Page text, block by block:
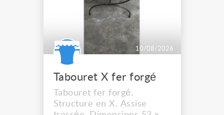
10/08/2026
Tabouret X fer forgé
Tabouret fer forgé.
Structure en X. Assise